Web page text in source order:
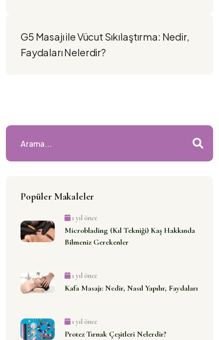
G5 Masajı ile Vücut Sıkılaştırma: Nedir,
Faydaları Nelerdir?
Popüler Makaleler
1 yıl önce
Microblading (Kıl Tekniği) Kaş Hakkında
Bilmeniz Gerekenler
1 yıl önce
Kafa Masajı: Nedir, Nasıl Yapılır, Faydaları
1 yıl önce
Protez Tırnak Çeşitleri Nelerdir?